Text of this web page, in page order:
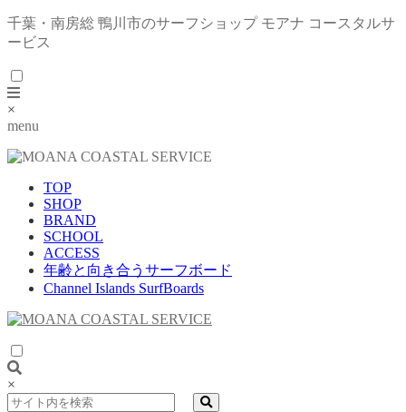
千葉・南房総 鴨川市のサーフショップ モアナ コースタルサ
ービス
×
menu
TOP
SHOP
BRAND
SCHOOL
ACCESS
年齢と向き合うサーフボード
Channel Islands SurfBoards
×